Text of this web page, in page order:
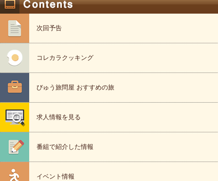
次回予告
コレカラクッキング
びゅう旅問屋 おすすめの旅
求人情報を見る
番組で紹介した情報
イベント情報